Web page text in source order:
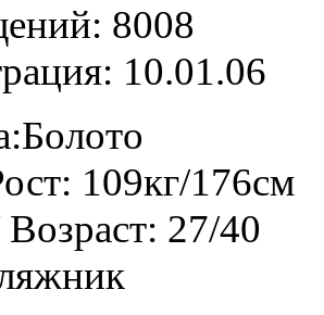
8008
10.01.06
Болото
109кг/176см
27/40